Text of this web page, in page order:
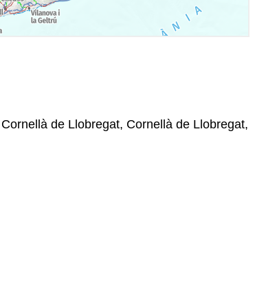
de Llobregat, Cornellà de Llobregat,